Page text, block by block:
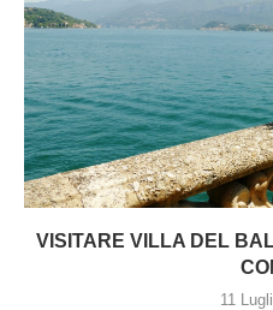
VISITARE VILLA DEL
11